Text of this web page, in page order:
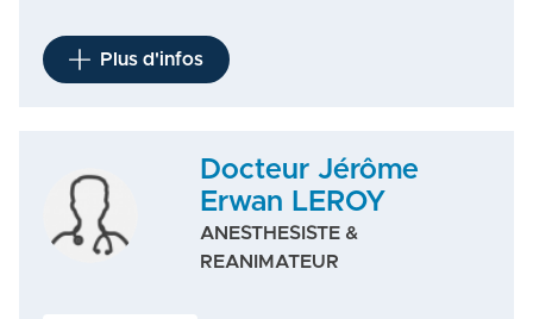
Plus d'infos
Docteur Jérôme
Erwan LEROY
ANESTHESISTE &
REANIMATEUR